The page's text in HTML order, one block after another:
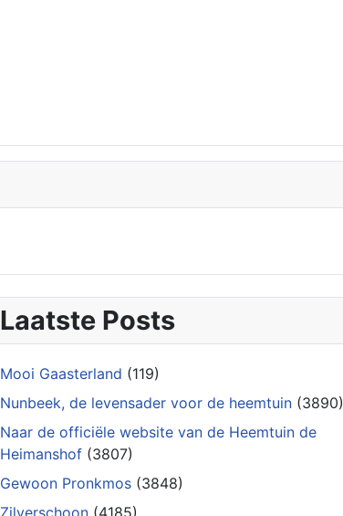
Laatste Posts
Mooi Gaasterland (119)
Nunbeek, de levensader voor de heemtuin (3890)
Naar de officiële website van de Heemtuin de
Heimanshof (3807)
Gewoon Pronkmos (3848)